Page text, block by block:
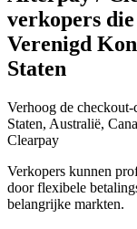
verkopers
Verenigd
Staten
Verhoog de
Staten, Australië,
Clearpay
Verkopers kunnen
door flexibele
belangrijke markten.